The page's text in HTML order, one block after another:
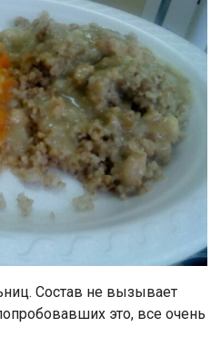
Состав не вызывает
это, все очень